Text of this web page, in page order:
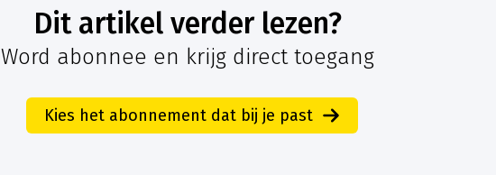
Dit artikel verder lezen?
Word abonnee en krijg direct toegang
Kies het abonnement dat bij je past